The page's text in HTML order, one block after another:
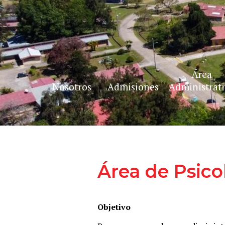
Nosotros
Bienvenida Nuestra
Admisiones
Perfil de Ingreso
Área
Área de
Objetivo